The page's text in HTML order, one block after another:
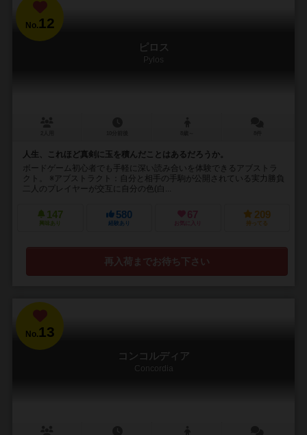
No.12
ピロス
Pylos
人生、これほど真剣に玉を積んだことはあるだろうか。
ボードゲーム初心者でも手軽に深い読み合いを体験できるアブストラ
クト。 ※アブストラクト：自分と相手の手駒が公開されている実力勝負
二人のプレイヤーが交互に自分の色(白...
147
興味あり
580
経験あり
67
お気に入り
209
持ってる
再入荷までお待ち下さい
No.13
コンコルディア
Concordia